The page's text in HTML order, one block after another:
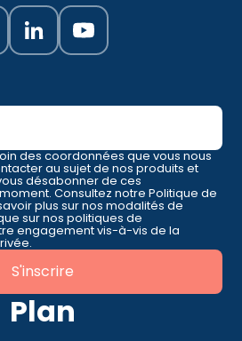
des coordonnées que vous nous
au sujet de nos produits et
désabonner de ces
Consultez notre Politique de
plus sur nos modalités de
sur nos politiques de
engagement vis-à-vis de la
Plan